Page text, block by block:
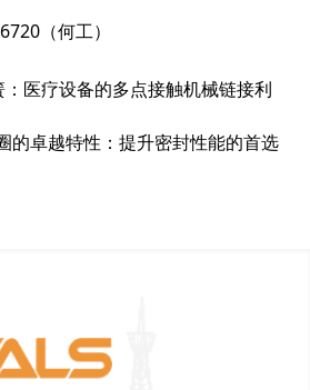
（何工）
医疗设备的多点接触机械链接利
的卓越特性：提升密封性能的首选